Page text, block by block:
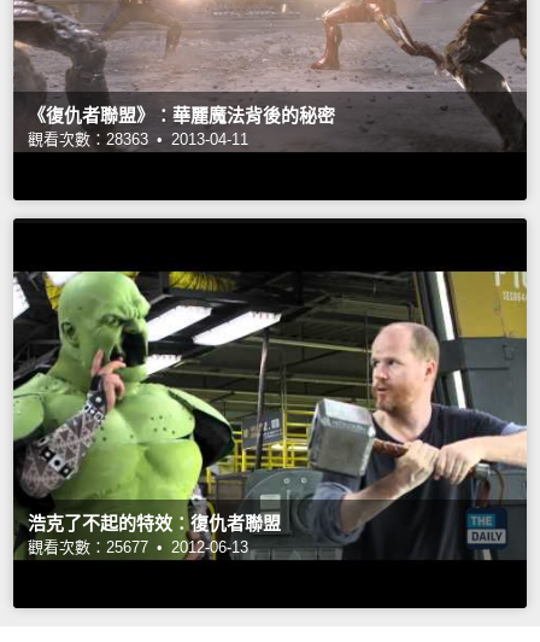
《復仇者聯盟》：華麗魔法背後的秘密
觀看次數：28363 • 2013-04-11
浩克了不起的特效：復仇者聯盟
觀看次數：25677 • 2012-06-13